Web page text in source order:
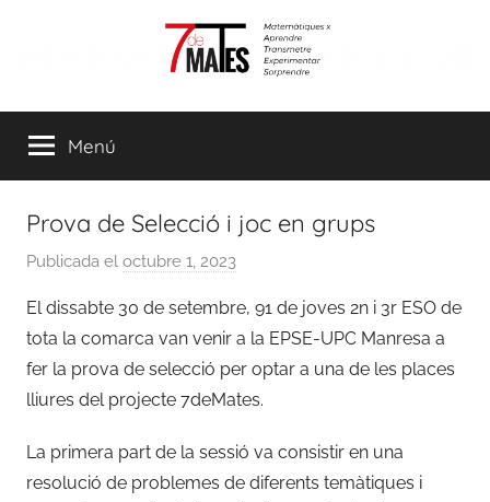
7demates
aprendre,
transmetre,
sorprendre
Menú
Prova de Selecció i joc en grups
Publicada el octubre 1, 2023
r
a
d
m
n
El dissabte 30 de setembre, 91 de joves 2n i 3r ESO de
tota la comarca van venir a la EPSE-UPC Manresa a
fer la prova de selecció per optar a una de les places
lliures del projecte 7deMates.
La primera part de la sessió va consistir en una
resolució de problemes de diferents temàtiques i